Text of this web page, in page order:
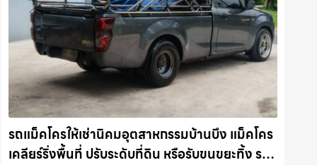
รถแม็คโครให้เช่านิคมอุตสาหกรรมบ้านบึง แม็คโคร
เคลียร์ริ่งพื้นที่ ปรับระดับที่ดิน หรือรับขนขยะทิ้ง รถ